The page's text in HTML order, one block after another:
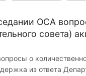
ОСА
совета)
о
из ответа